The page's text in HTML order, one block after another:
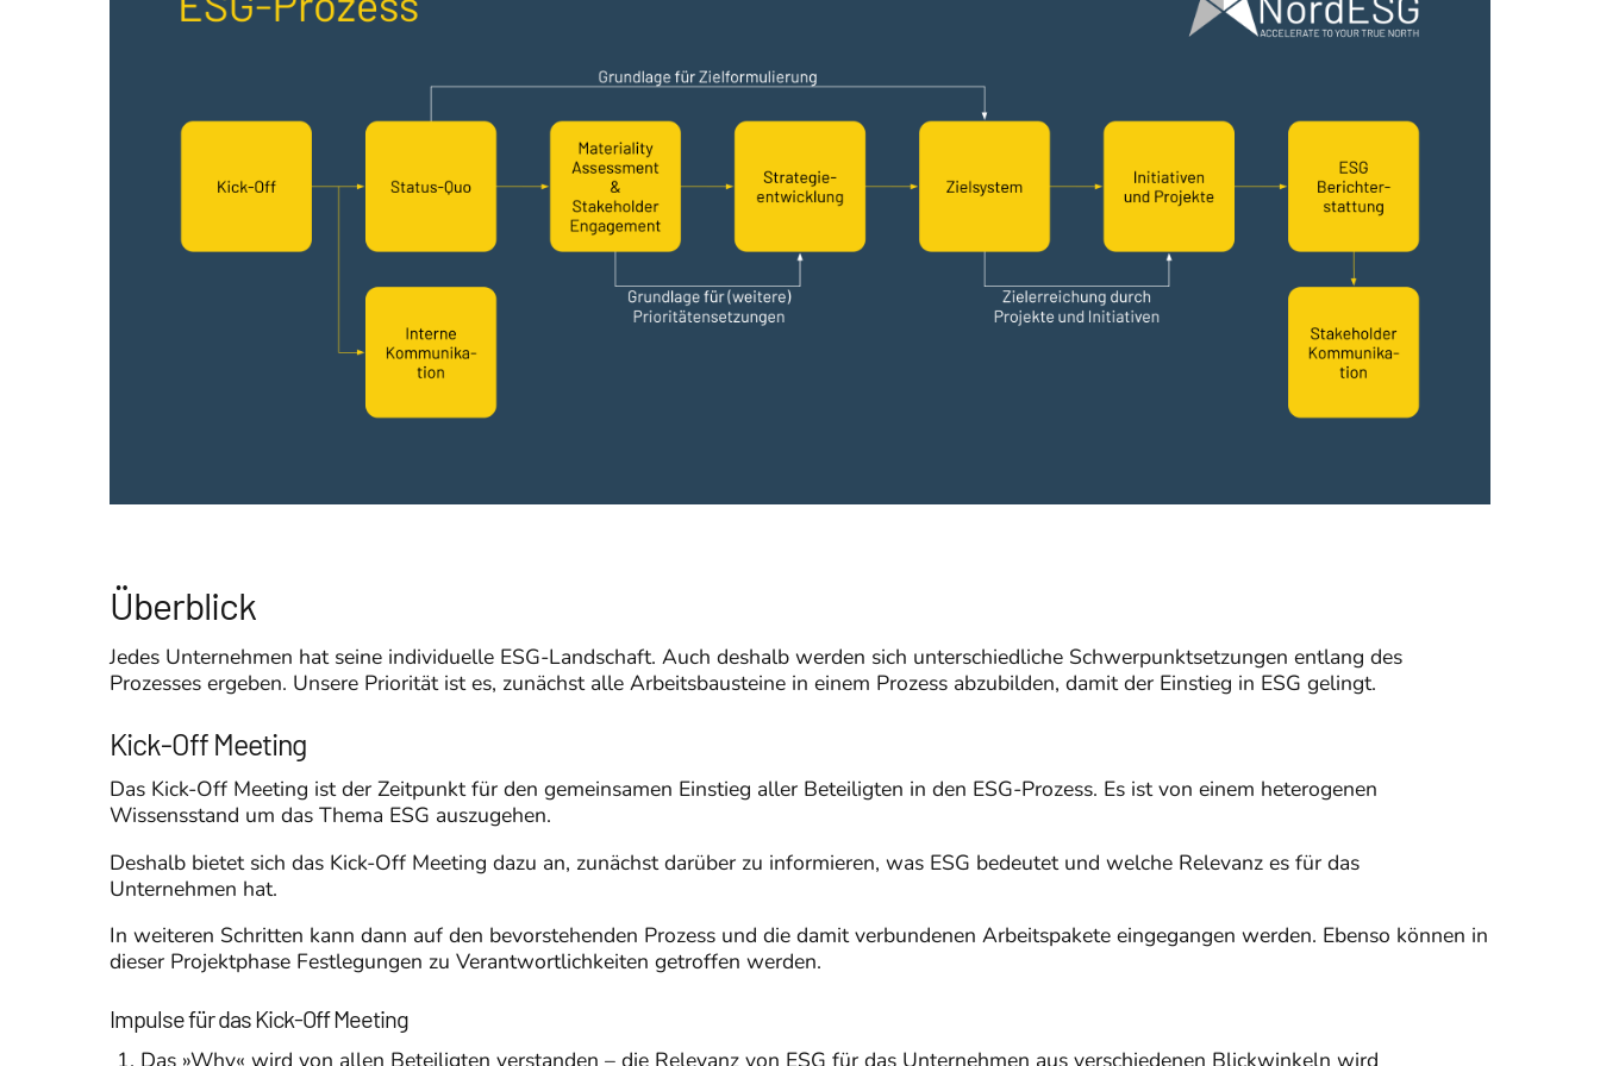
Überblick
Jedes Unternehmen hat seine individuelle ESG-Landschaft. Auch deshalb werden sich unterschiedliche Schwerpunktsetzungen entlang des
Prozesses ergeben. Unsere Priorität ist es, zunächst alle Arbeitsbausteine in einem Prozess abzubilden, damit der Einstieg in ESG gelingt.
Kick-Off Meeting
Das Kick-Off Meeting ist der Zeitpunkt für den gemeinsamen Einstieg aller Beteiligten in den ESG-Prozess. Es ist von einem heterogenen
Wissensstand um das Thema ESG auszugehen.
Deshalb bietet sich das Kick-Off Meeting dazu an, zunächst darüber zu informieren, was ESG bedeutet und welche Relevanz es für das
Unternehmen hat.
In weiteren Schritten kann dann auf den bevorstehenden Prozess und die damit verbundenen Arbeitspakete eingegangen werden. Ebenso können in
dieser Projektphase Festlegungen zu Verantwortlichkeiten getroffen werden.
Impulse für das Kick-Off Meeting